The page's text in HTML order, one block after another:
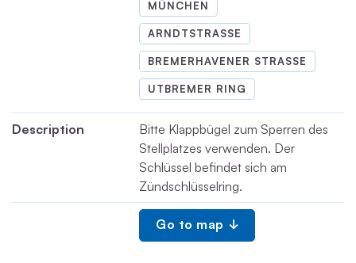
MÜNCHEN
ARNDTSTRASSE
BREMERHAVENER STRASSE
UTBREMER RING
Description
Bitte Klappbügel zum Sperren des
Stellplatzes verwenden. Der
Schlüssel befindet sich am
Zündschlüsselring.
Go to map